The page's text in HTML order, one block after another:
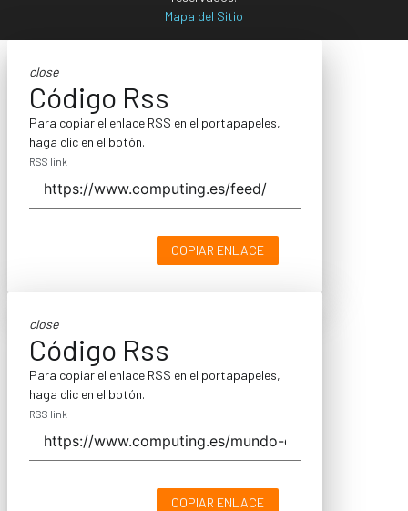
Mapa del Sitio
close
Código Rss
Para copiar el enlace RSS en el portapapeles,
haga clic en el botón.
RSS link
COPIAR ENLACE
close
Código Rss
Para copiar el enlace RSS en el portapapeles,
haga clic en el botón.
RSS link
COPIAR ENLACE